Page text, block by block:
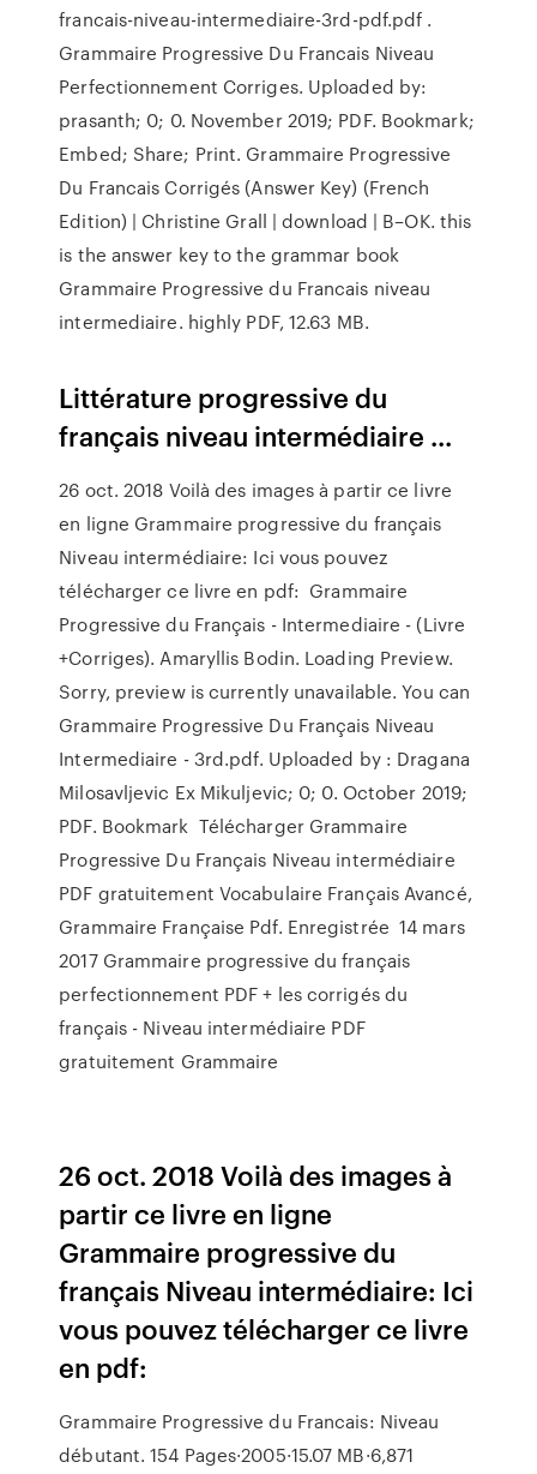
francais-niveau-intermediaire-3rd-pdf.pdf .
Grammaire Progressive Du Francais Niveau
Perfectionnement Corriges. Uploaded by:
prasanth; 0; 0. November 2019; PDF. Bookmark;
Embed; Share; Print. Grammaire Progressive
Du Francais Corrigés (Answer Key) (French
Edition) | Christine Grall | download | B–OK. this
is the answer key to the grammar book
Grammaire Progressive du Francais niveau
intermediaire. highly PDF, 12.63 MB.
Littérature progressive du
français niveau intermédiaire ...
26 oct. 2018 Voilà des images à partir ce livre
en ligne Grammaire progressive du français
Niveau intermédiaire: Ici vous pouvez
télécharger ce livre en pdf: Grammaire
Progressive du Français - Intermediaire - (Livre
+Corriges). Amaryllis Bodin. Loading Preview.
Sorry, preview is currently unavailable. You can
Grammaire Progressive Du Français Niveau
Intermediaire - 3rd.pdf. Uploaded by : Dragana
Milosavljevic Ex Mikuljevic; 0; 0. October 2019;
PDF. Bookmark Télécharger Grammaire
Progressive Du Français Niveau intermédiaire
PDF gratuitement Vocabulaire Français Avancé,
Grammaire Française Pdf. Enregistrée 14 mars
2017 Grammaire progressive du français
perfectionnement PDF + les corrigés du
français - Niveau intermédiaire PDF
gratuitement Grammaire
26 oct. 2018 Voilà des images à
partir ce livre en ligne
Grammaire progressive du
français Niveau intermédiaire: Ici
vous pouvez télécharger ce livre
en pdf:
Grammaire Progressive du Francais: Niveau
débutant. 154 Pages·2005·15.07 MB·6,871